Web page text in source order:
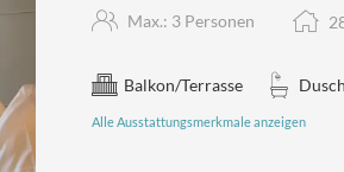
Max.: 3 Personen
Balkon/Terrasse
Alle Ausstattungsmerkmale anzeigen